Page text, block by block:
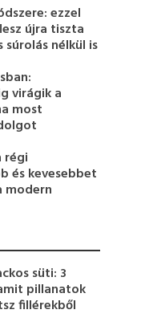
ezzel
újra tiszta
nélkül is
virágik a
most
régi
és kevesebbet
modern
süti: 3
pillanatok
fillérekből